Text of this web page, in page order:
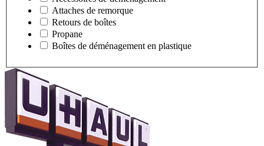
Attaches de remorque
Retours de boîtes
Propane
Boîtes de déménagement en plastique